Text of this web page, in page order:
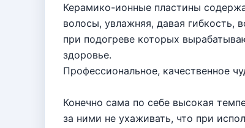
Керамико-ионные пластины
волосы, увлажняя, давая гибкость,
при подогреве которых
здоровье.
Профессиональное, качественное
Конечно сама по себе высокая
за ними не ухаживать, что при